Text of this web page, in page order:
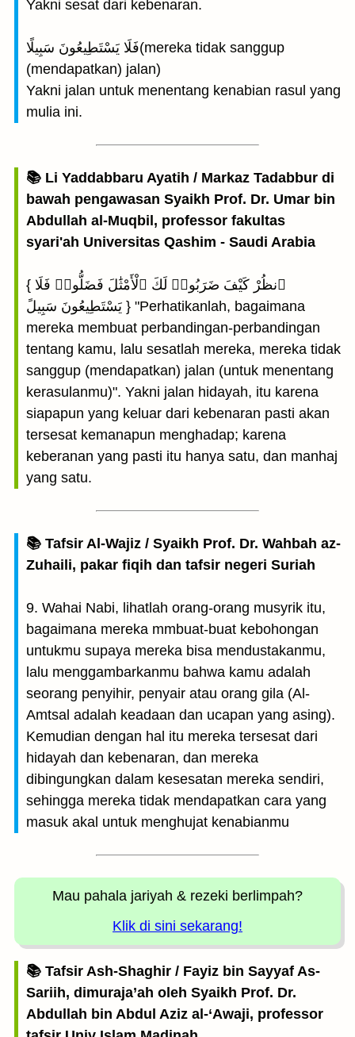
Yakni sesat dari kebenaran.
فَلَا يَسْتَطِيعُونَ سَبِيلًا(mereka tidak sanggup
(mendapatkan) jalan)
Yakni jalan untuk menentang kenabian rasul yang
mulia ini.
📚 Li Yaddabbaru Ayatih / Markaz Tadabbur di
bawah pengawasan Syaikh Prof. Dr. Umar bin
Abdullah al-Muqbil, professor fakultas
syari'ah Universitas Qashim - Saudi Arabia
{ ٱنظُرْ كَيْفَ ضَرَبُوا۟ لَكَ ٱلْأَمْثَٰلَ فَضَلُّوا۟ فَلَا
يَسْتَطِيعُونَ سَبِيلً } "Perhatikanlah, bagaimana
mereka membuat perbandingan-perbandingan
tentang kamu, lalu sesatlah mereka, mereka tidak
sanggup (mendapatkan) jalan (untuk menentang
kerasulanmu)". Yakni jalan hidayah, itu karena
siapapun yang keluar dari kebenaran pasti akan
tersesat kemanapun menghadap; karena
keberanan yang pasti itu hanya satu, dan manhaj
yang satu.
📚 Tafsir Al-Wajiz / Syaikh Prof. Dr. Wahbah az-
Zuhaili, pakar fiqih dan tafsir negeri Suriah
9. Wahai Nabi, lihatlah orang-orang musyrik itu,
bagaimana mereka mmbuat-buat kebohongan
untukmu supaya mereka bisa mendustakanmu,
lalu menggambarkanmu bahwa kamu adalah
seorang penyihir, penyair atau orang gila (Al-
Amtsal adalah keadaan dan ucapan yang asing).
Kemudian dengan hal itu mereka tersesat dari
hidayah dan kebenaran, dan mereka
dibingungkan dalam kesesatan mereka sendiri,
sehingga mereka tidak mendapatkan cara yang
masuk akal untuk menghujat kenabianmu
Mau pahala jariyah & rezeki berlimpah?
Klik di sini sekarang!
📚 Tafsir Ash-Shaghir / Fayiz bin Sayyaf As-
Sariih, dimuraja’ah oleh Syaikh Prof. Dr.
Abdullah bin Abdul Aziz al-‘Awaji, professor